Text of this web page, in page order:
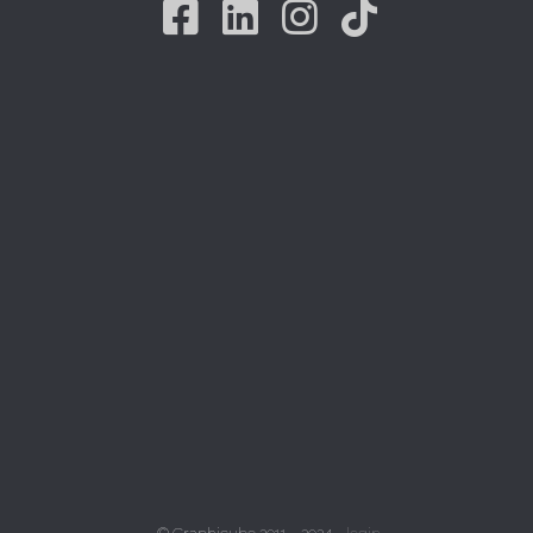
Facebook
Linkedin
Instagram
Tiktok